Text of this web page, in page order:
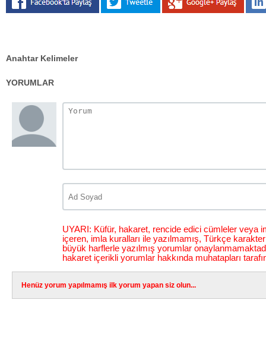
Anahtar Kelimeler
YORUMLAR
UYARI: Küfür, hakaret, rencide edici cümleler veya
içeren, imla kuralları ile yazılmamış, Türkçe
büyük harflerle yazılmış yorumlar
hakaret içerikli yorumlar hakkında muhatapları
Henüz yorum yapılmamış ilk yorum yapan siz olun...